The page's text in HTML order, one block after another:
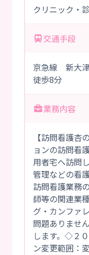
クリニック・
交通手段
京急線 新大
徒歩8分
業務内容
【訪問看護杏
ョンの訪問看
用者宅へ訪問
管理などの看
訪問看護業務
師等の関連業
グ・カンファ
問題ありませ
します。◇２
ン変更範囲：